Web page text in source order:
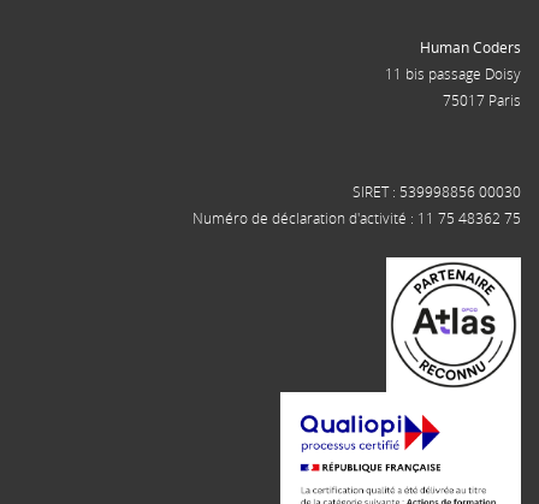
Human Coders
11 bis passage Doisy
75017 Paris
SIRET : 539998856 00030
Numéro de déclaration d'activité : 11 75 48362 75